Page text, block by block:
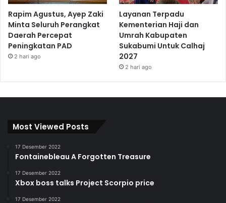
Rapim Agustus, Ayep Zaki
Minta Seluruh Perangkat
Daerah Percepat
Peningkatan PAD
2 hari ago
Layanan Terpadu
Kementerian Haji dan
Umrah Kabupaten
Sukabumi Untuk Calhaj
2027
2 hari ago
Most Viewed Posts
17 Desember 2022
Fontainebleau A Forgotten Treasure
17 Desember 2022
Xbox boss talks Project Scorpio price
17 Desember 2022